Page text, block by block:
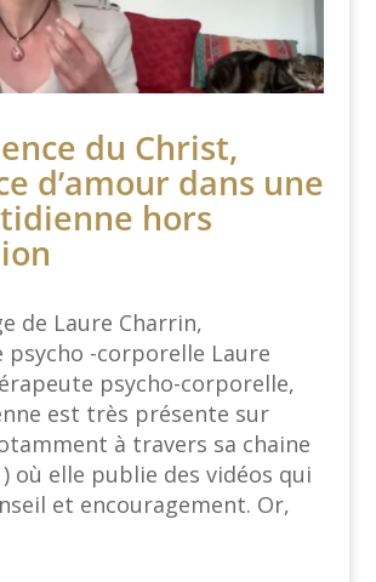
du Christ,
d’amour dans une
hors
de Laure Charrin,
-corporelle Laure
psycho-corporelle,
est très présente sur
à travers sa chaine
où elle publie des vidéos qui
et encouragement. Or,